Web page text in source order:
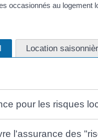
occasionnés au logement
Location
pour les risques
l'assurance des